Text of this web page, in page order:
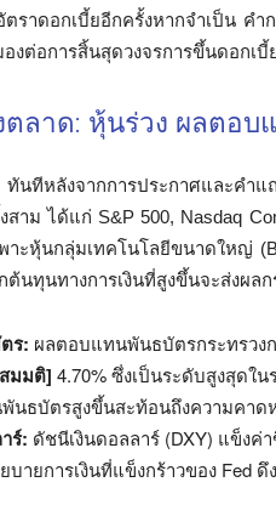
ราดอกเบี้ยอีกครั้งหากจำเป็น คำ
งต่อการสิ้นสุดวงจรการขึ้นดอกเ
ตลาด: หุ้นร่วง ผลตอบ
ทันทีหลังจากการประกาศและคำ
าม ได้แก่ S&P 500, Nasdaq
าะหุ้นกลุ่มเทคโนโลยีขนาดใหญ่
ต้นทุนทางการเงินที่สูงขึ้นจะส่งผ
ร: ผลตอบแทนพันธบัตรกระทรวงก
มมติ] 4.70% ซึ่งเป็นระดับสูงสุดใ
นธบัตรสูงขึ้นสะท้อนถึงความคาด
ร์: ดัชนีเงินดอลลาร์ (DXY) แข็งค่
บายการเงินที่แข็งกร้าวของ Fed